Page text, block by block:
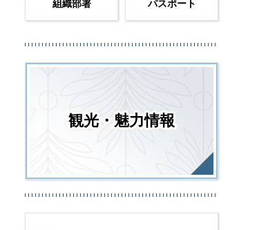
組織部署 パスポート
観光・魅力情報